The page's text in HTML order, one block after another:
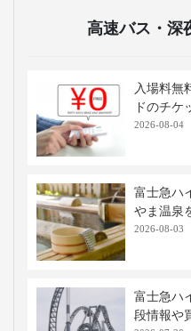
高速バス・深
入場料無
ドのチケ
2026-08-04
富士急ハ
やま温泉
2026-08-03
富士急ハ
段情報や